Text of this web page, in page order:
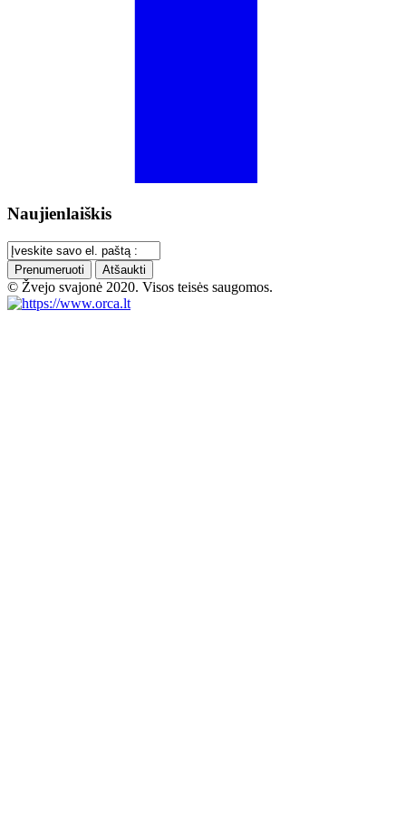
Naujienlaiškis
Prenumeruoti Atšaukti
© Žvejo svajonė 2020. Visos teisės saugomos.